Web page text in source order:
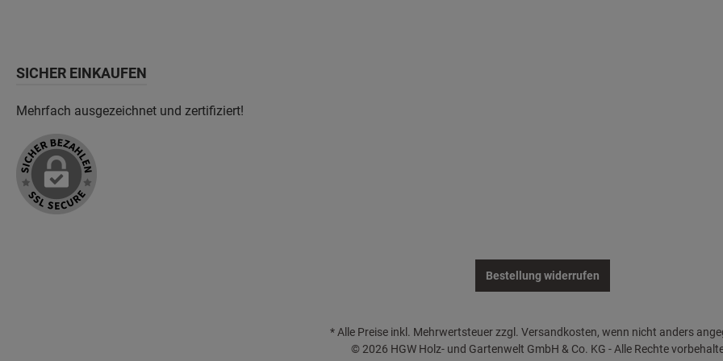
SICHER EINKAUFEN
Mehrfach ausgezeichnet und zertifiziert!
Bestellung widerrufen
* Alle Preise inkl. Mehrwertsteuer zzgl. Versandkosten, wenn nicht anders
© 2026 HGW Holz- und Gartenwelt GmbH & Co. KG - Alle Rechte